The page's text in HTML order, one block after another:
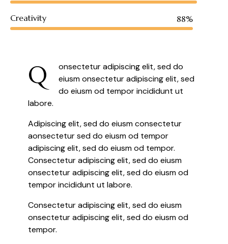
Creativity 88%
Q
onsectetur adipiscing elit, sed do
eiusm onsectetur adipiscing elit, sed
do eiusm od tempor incididunt ut
labore.
Adipiscing elit, sed do eiusm consectetur
aonsectetur sed do eiusm od tempor
adipiscing elit, sed do eiusm od tempor.
Consectetur adipiscing elit, sed do eiusm
onsectetur adipiscing elit, sed do eiusm od
tempor incididunt ut labore.
Consectetur adipiscing elit, sed do eiusm
onsectetur adipiscing elit, sed do eiusm od
tempor.